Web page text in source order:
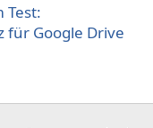
Test:
für Google Drive